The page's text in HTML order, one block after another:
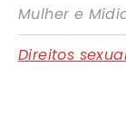
Mulher e
Direitos